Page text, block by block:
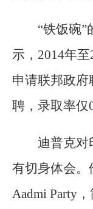
“铁饭碗
示，2014年
申请联邦政府
聘，录取率仅
迪普克对
有切身体会。
Aadmi Party